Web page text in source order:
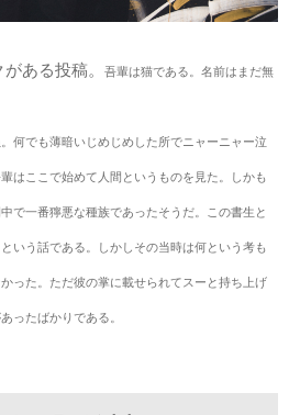
ある投稿。 吾輩は猫である。名前はまだ無
何でも薄暗いじめじめした所でニャーニャー泣
はここで始めて人間というものを見た。しかも
で一番獰悪な種族であったそうだ。この書生と
いう話である。しかしその当時は何という考も
った。ただ彼の掌に載せられてスーと持ち上げ
ったばかりである。